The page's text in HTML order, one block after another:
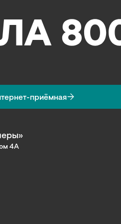
приёмная
4А